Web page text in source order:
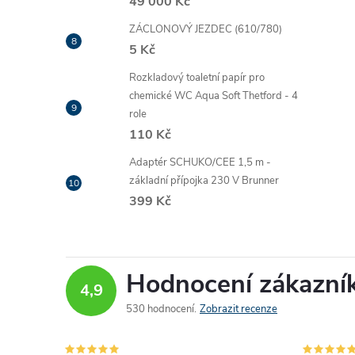
ZÁCLONOVÝ JEZDEC (610/780)
5 Kč
Rozkladový toaletní papír pro
chemické WC Aqua Soft Thetford - 4
role
110 Kč
Adaptér SCHUKO/CEE 1,5 m -
základní přípojka 230 V Brunner
399 Kč
4,9 Hodnocení
530 hodnocení Zobrazit recenze